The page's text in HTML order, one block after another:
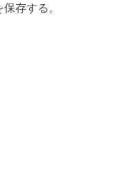
存する。